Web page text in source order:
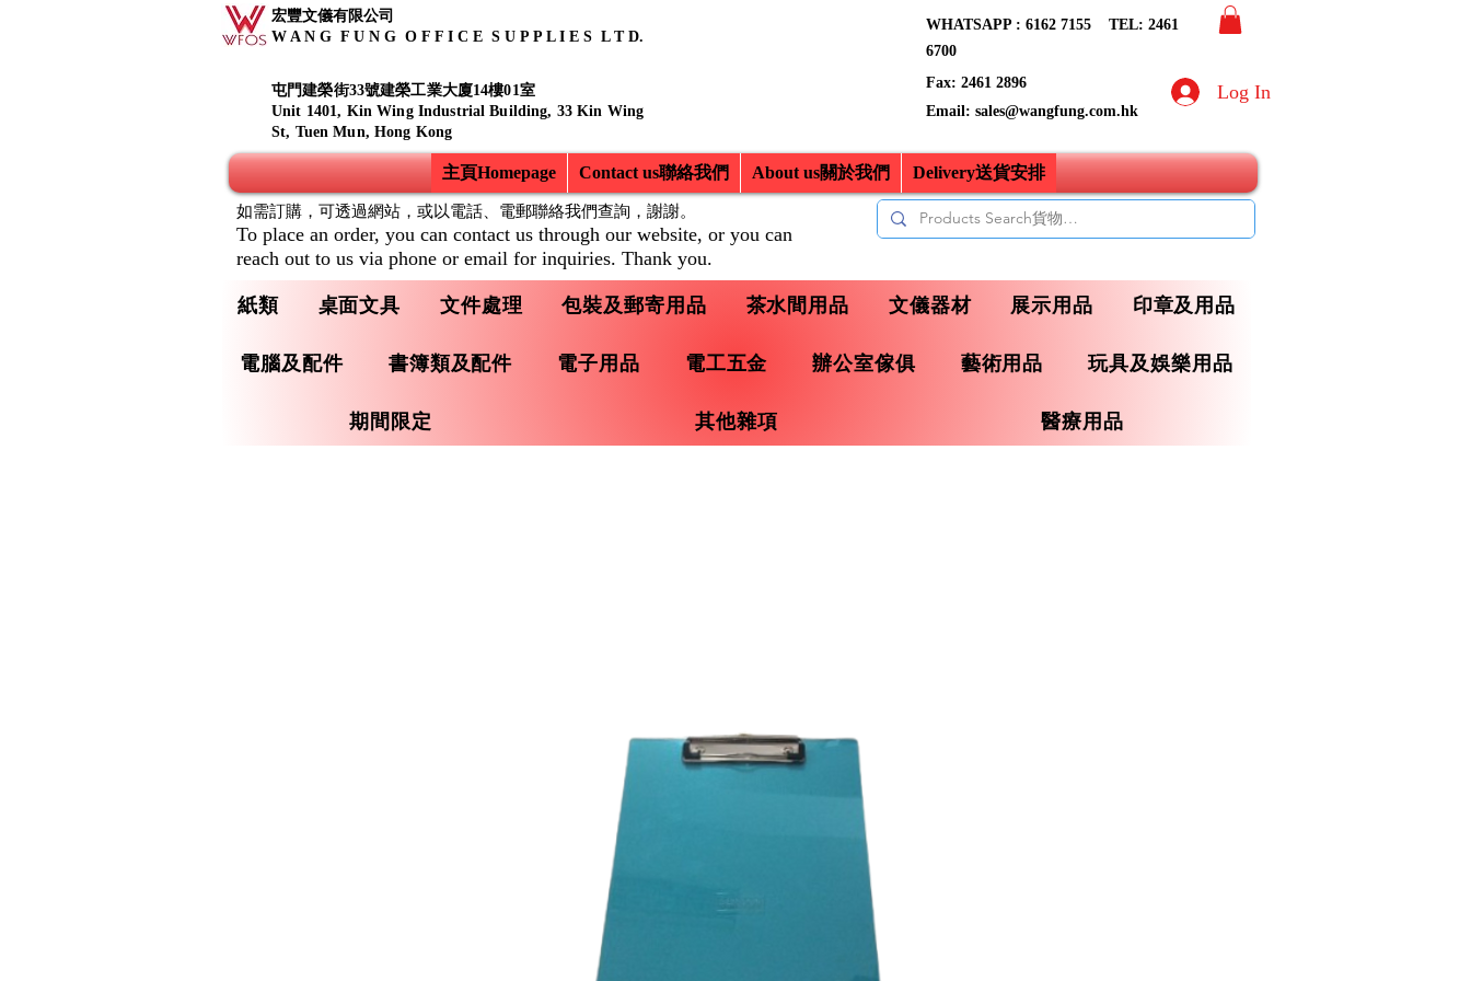
宏豐文儀有限公司
W A N G F U N G O F F I C E S U P P L I E S L T D.
屯門建榮街33號建榮工業大廈14樓01室
Unit 1401, Kin Wing Industrial Building, 33 Kin Wing
St, Tuen Mun, Hong Kong
WHATSAPP : 6162 7155​ TEL: 2461
6700
Fax: 2461 2896
Email: sales@wangfung.com.hk
Log In
主頁Homepage Contact us聯絡我們 About us關於我們 Delivery送貨安排
紙類 桌面文具 文件處理 包裝及郵寄用品 茶水間用品 文儀器材 展示用品 印章及用品
電腦及配件 書簿類及配件 電子用品 電工五金 辦公室傢俱 藝術用品 玩具及娛樂用品
期間限定 其他雜項 醫療用品
如需訂購，可透過網站，或以電話、電郵聯絡我們查詢， 謝謝。
To place an order, you can contact us through our website, or you can
reach out to us via phone or email for inquiries. Thank you.